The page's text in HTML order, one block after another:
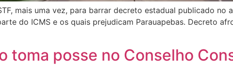
mais uma vez, para barrar decreto estadual publicado no
do ICMS e os quais prejudicam Parauapebas. Decreto
toma posse no Conselho